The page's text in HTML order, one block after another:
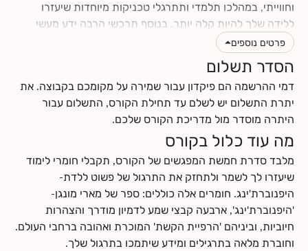
וחווייתי, במהלכו תלמדי ותתרגלי טכניקות מיוחדות שיעזרו
ללידה שלך להיות קלה יותר. בנוסף תרכשי הרבה ידע מעשי
וטיפים לתקופת ההריון והלידה. תינתן לך ההזדמנות לעבור
תהליך מהנה של הבאת מודעות עצמית לגוף ולנפש שלך, תגלי
כמה הם מושפעים אחד מהשני, וכמה הם יכולים לתרום ולתמוך
בלידה עדינה כאשר לומדים להרפות אותם. את ומלווה הלידה
שלך תרכשו ידע ותפתחו כישורי תקשורת אחד עם השנייה, עם
התינוק.ת שלכם ועם הצוות הרפואי.
לחצי כאןלקרוא עוד על תוכן הקורס
לחציכאןלמצוא מידע על החזרי ביטוח
פרטים נוספים
הסדר תשלום
דמי ההרשמה הם פיקדון עבור שמירה על מקומכם בקבוצה. את
יתרת התשלום יש לשלם עד תחילת הקורס, התשלום עבור
היתרה מוסדר מול מדריכת הקורס שלכם.
מה עוד כלול בקורס
מלבד סדרת חמשת המפגשים של הקורס, תקבלי חומרי לימוד
שיעזרו לך לשמר ולתחזק את התרגול של פשוט ללדת-
היפנוברת'ינג. חומרים אלה כוללים: ספר של מארי מונגן-
'היפנוברת'ינג', ארבעה קבצי שמע לדמיון מודרך והצהרות
חיוביות, וביניהם 'הרפיית הקשת' המוכרת ואהובה ברחבי העולם.
וחוברת מלאה בתרגילים ומידע שיתמכו בתרגול שלך.